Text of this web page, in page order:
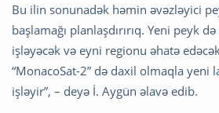
Bu ilin sonunadək həmin əvəzləyici
başlamağı planlaşdırırıq. Yeni peyk
işləyəcək və eyni regionu əhatə
“MonacoSat-2” də daxil olmaqla yeni
işləyir”, – deyə İ. Aygün əlavə edib.